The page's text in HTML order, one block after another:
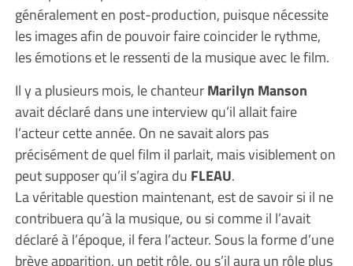
généralement en post-production, puisque nécessite
les images afin de pouvoir faire coincider le rythme,
les émotions et le ressenti de la musique avec le film.
Il y a plusieurs mois, le chanteurMarilyn Manson
avait déclaré dans une interview qu’il allait faire
l’acteur cette année. On ne savait alors pas
précisément de quel film il parlait, mais visiblement on
peut supposer qu’il s’agira du FLEAU.
La véritable question maintenant, est de savoir si il ne
contribuera qu’à la musique, ou si comme il l’avait
déclaré à l’époque, il fera l’acteur. Sous la forme d’une
brève apparition, un petit rôle, ou s’il aura un rôle plus